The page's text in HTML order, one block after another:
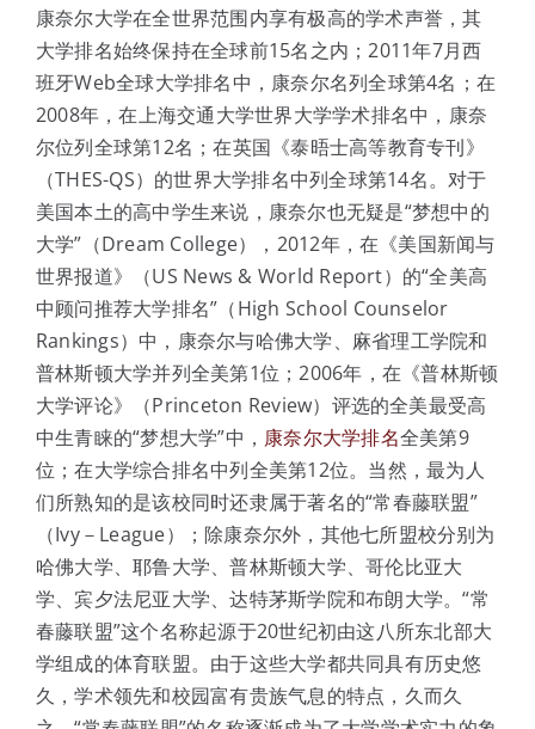
康奈尔大学在全世界范围内享有极高的学术声誉，其
大学排名始终保持在全球前15名之内；2011年7月西
班牙Web全球大学排名中，康奈尔名列全球第4名；在
2008年，在上海交通大学世界大学学术排名中，康奈
尔位列全球第12名；在英国《泰晤士高等教育专刊》
（THES-QS）的世界大学排名中列全球第14名。对于
美国本土的高中学生来说，康奈尔也无疑是“梦想中的
大学”（Dream College），2012年，在《美国新闻与
世界报道》（US News & World Report）的“全美高
中顾问推荐大学排名”（High School Counselor
Rankings）中，康奈尔与哈佛大学、麻省理工学院和
普林斯顿大学并列全美第1位；2006年，在《普林斯顿
大学评论》（Princeton Review）评选的全美最受高
中生青睐的“梦想大学”中， 康奈尔大学排名全美第9
位；在大学综合排名中列全美第12位。当然，最为人
们所熟知的是该校同时还隶属于著名的“常春藤联盟”
（Ivy－League）；除康奈尔外，其他七所盟校分别为
哈佛大学、耶鲁大学、普林斯顿大学、哥伦比亚大
学、宾夕法尼亚大学、达特茅斯学院和布朗大学。“常
春藤联盟”这个名称起源于20世纪初由这八所东北部大
学组成的体育联盟。由于这些大学都共同具有历史悠
久，学术领先和校园富有贵族气息的特点，久而久